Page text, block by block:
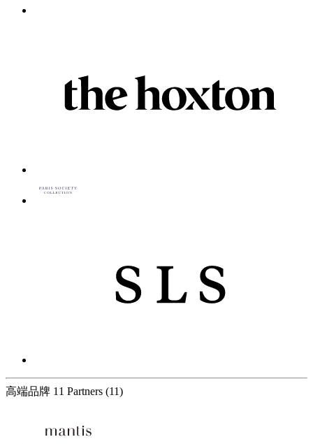
高端品牌 11 Partners (11)